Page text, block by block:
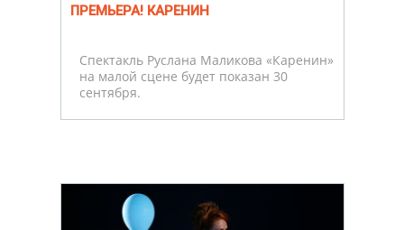
ПРЕМЬЕРА! КАРЕНИН
Спектакль Руслана Маликова «Каренин»
на малой сцене будет показан 30
сентября.